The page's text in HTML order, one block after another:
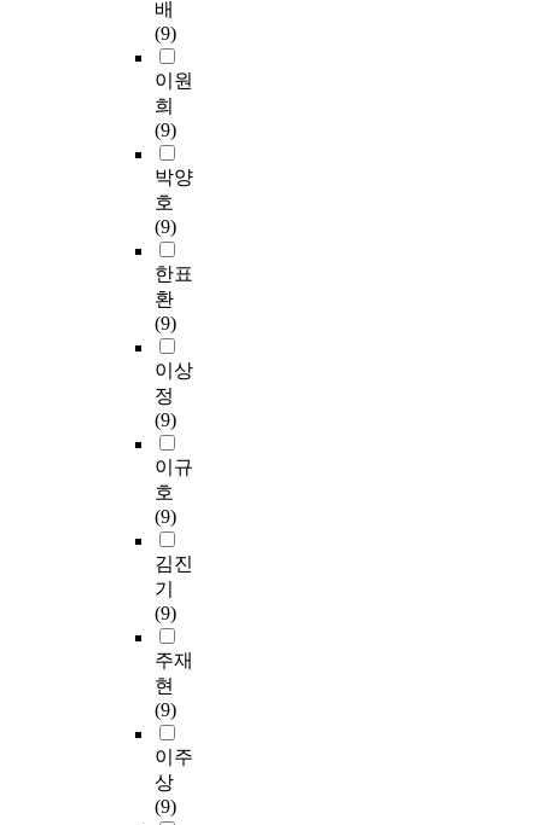
배
(9)
이원
희
(9)
박양
호
(9)
한표
환
(9)
이상
정
(9)
이규
호
(9)
김진
기
(9)
주재
현
(9)
이주
상
(9)